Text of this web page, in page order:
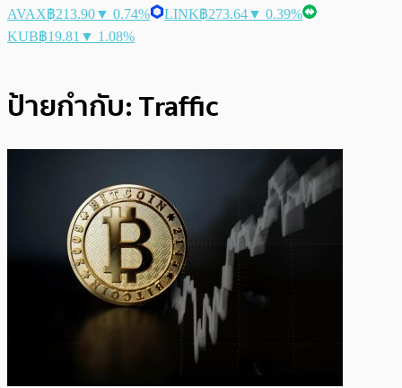
AVAX฿213.90▼ 0.74% LINK฿273.64▼ 0.39%
KUB฿19.81 ▼ 1.08%
ป้ายกำกับ:Traffic